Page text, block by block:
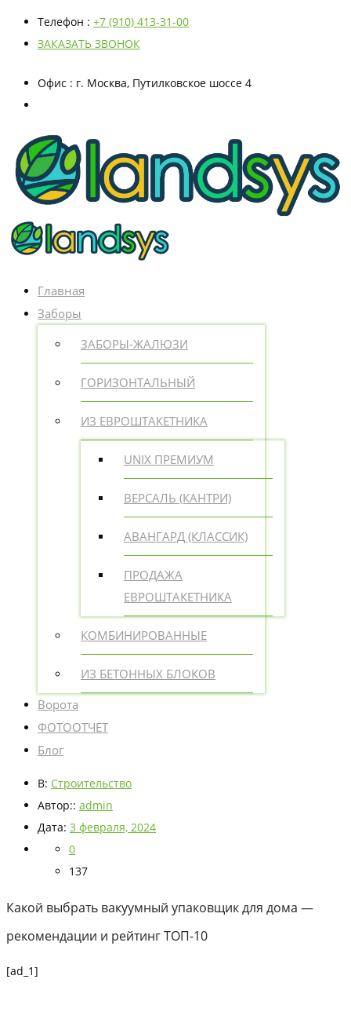
Телефон : +7 (910) 413-31-00
ЗАКАЗАТЬ ЗВОНОК
Офис : г. Москва, Путилковское шоссе 4
Главная
Заборы
ЗАБОРЫ-ЖАЛЮЗИ
ГОРИЗОНТАЛЬНЫЙ
ИЗ ЕВРОШТАКЕТНИКА
UNIX ПРЕМИУМ
ВЕРСАЛЬ (КАНТРИ)
АВАНГАРД (КЛАССИК)
ПРОДАЖА
ЕВРОШТАКЕТНИКА
КОМБИНИРОВАННЫЕ
ИЗ БЕТОННЫХ БЛОКОВ
Ворота
ФОТООТЧЕТ
Блог
В: Строительство
Автор:: admin
Дата: 3 февраля, 2024
0
137
Какой выбрать вакуумный упаковщик для дома —
рекомендации и рейтинг ТОП-10
[ad_1]